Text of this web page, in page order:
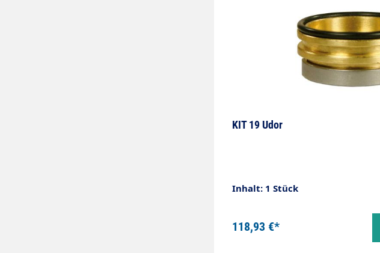
KIT 19 Udor
Inhalt: 1 Stück
118,93 €*